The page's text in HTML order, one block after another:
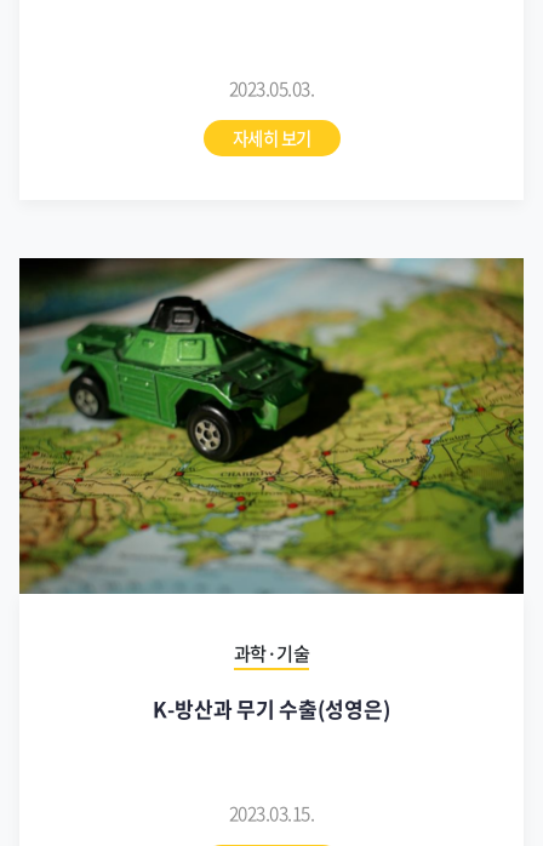
2023.05.03.
자세히 보기
과학·기술
K-방산과 무기 수출(성영은)
2023.03.15.